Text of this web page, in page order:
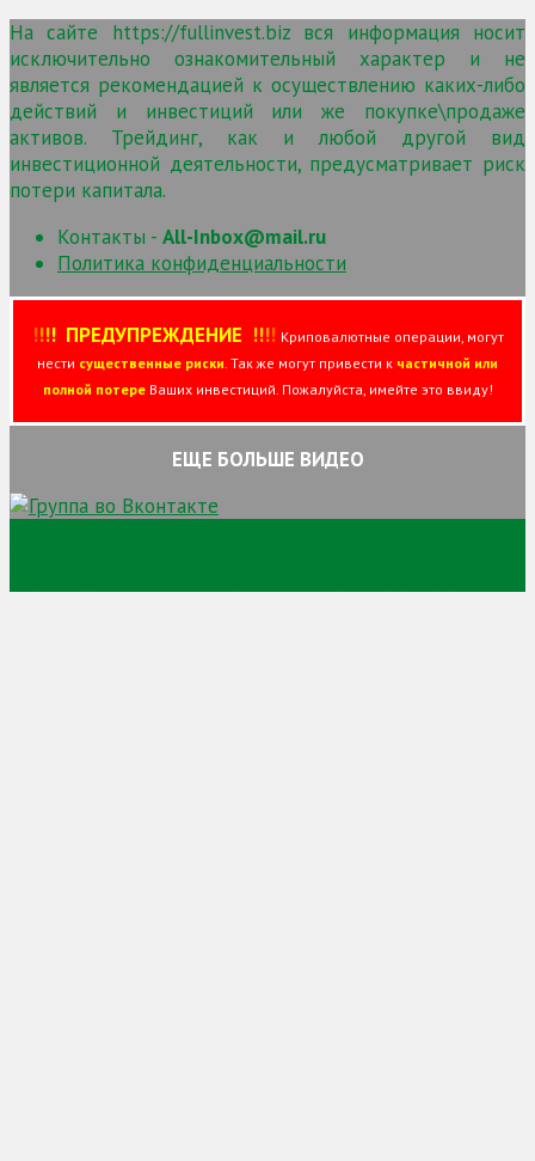
На сайте https://fullinvest.biz вся информация носит
исключительно ознакомительный характер и не
является рекомендацией к осуществлению каких-либо
действий и инвестиций или же покупке\продаже
активов. Трейдинг, как и любой другой вид
инвестиционной деятельности, предусматривает риск
потери капитала.
Контакты - All-Inbox@mail.ru
Политика конфиденциальности
!!!!ПРЕДУПРЕЖДЕНИЕ !!!! Криповалютные операции, могут
нести существенные риски . Так же могут привести к частичной или
полной потереВаших инвестиций. Пожалуйста, имейте это ввиду!
ЕЩЕ БОЛЬШЕ ВИДЕО